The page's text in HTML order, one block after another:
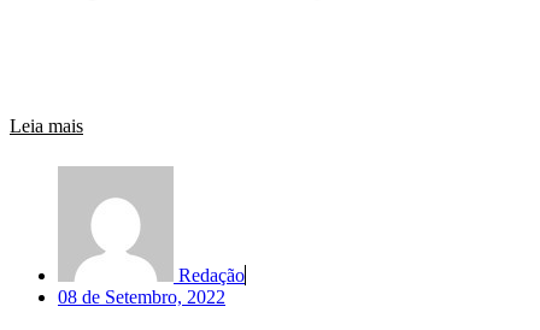
Leia mais
Redação
08 de Setembro, 2022